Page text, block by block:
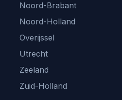
Noord-Brabant
Noord-Holland
Overijssel
Utrecht
Zeeland
Zuid-Holland